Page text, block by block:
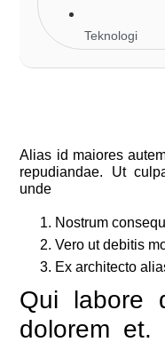
Teknologi
Alias id maiores
repudiandae. Ut
unde
Nostrum
Vero ut debitis
Ex architecto
Qui labore
dolorem et.